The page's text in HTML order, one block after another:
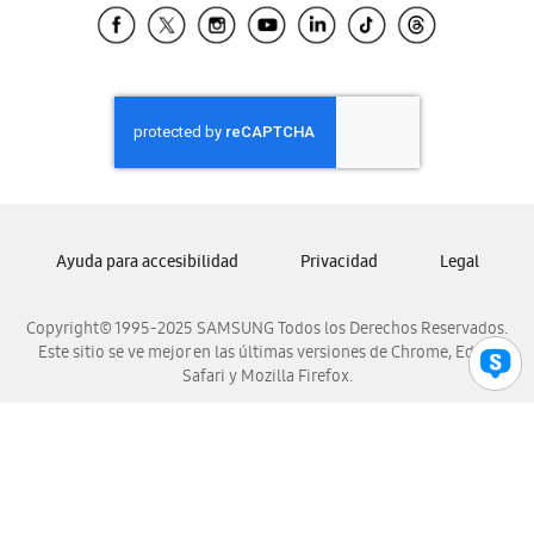
Samsung El Salvador
Samsung Honduras
Samsung Nicaragua
Samsung Panamá
Samsung Venezuela
Copyright© 1995-2025 SAMSUNG Todos los Derechos Reservados.
Este sitio se ve mejor en las últimas versiones de Chrome, Edge,
Safari y Mozilla Firefox.
Ayuda para accesibilidad Privacidad Legal